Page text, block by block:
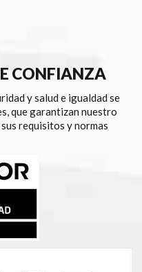
CONFIANZA
y salud e igualdad se
que garantizan nuestro
requisitos y normas